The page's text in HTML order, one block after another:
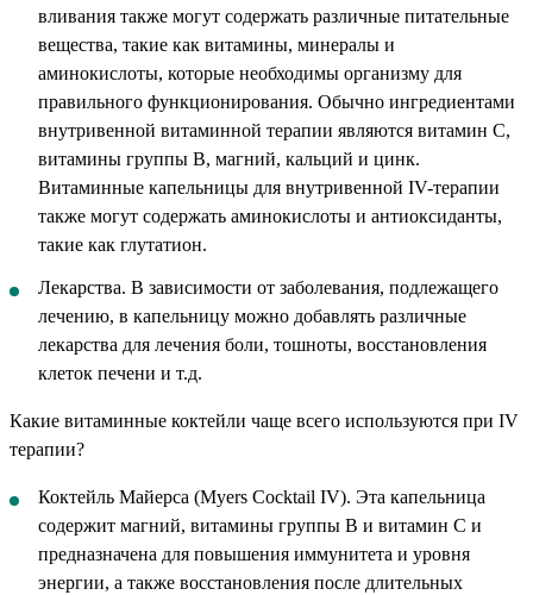
вливания также могут содержать различные питательные
вещества, такие как витамины, минералы и
аминокислоты, которые необходимы организму для
правильного функционирования. Обычно ингредиентами
внутривенной витаминной терапии являются витамин С,
витамины группы В, магний, кальций и цинк.
Витаминные капельницы для внутривенной IV-терапии
также могут содержать аминокислоты и антиоксиданты,
такие как глутатион.
Лекарства. В зависимости от заболевания, подлежащего
лечению, в капельницу можно добавлять различные
лекарства для лечения боли, тошноты, восстановления
клеток печени и т.д.
Какие витаминные коктейли чаще всего используются при IV
терапии?
Коктейль Майерса (Myers Cocktail IV). Эта капельница
содержит магний, витамины группы B и витамин C и
предназначена для повышения иммунитета и уровня
энергии, а также восстановления после длительных